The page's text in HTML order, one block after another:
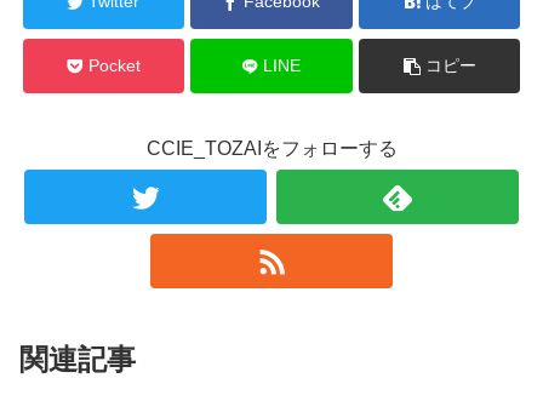
Pocket LINE コピー
CCIE_TOZAIをフォローする
関連記事